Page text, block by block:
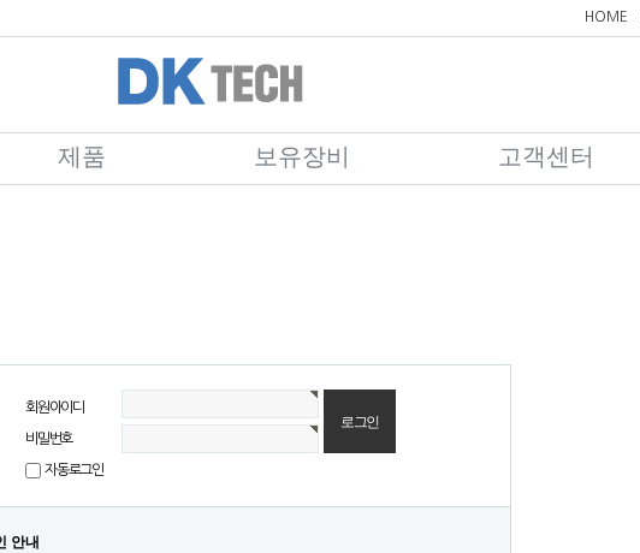
HOME
제품 보유장비 고객센터
회원아이디
비밀번호
자동로그인
안내